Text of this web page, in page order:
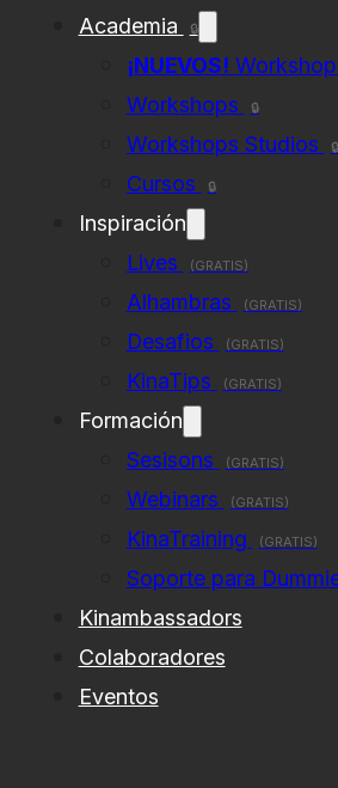
Academia
🔒
¡NUEVOS!
Workshops 🔒
Workshops Studios 🔒
Cursos 🔒
Inspiración
Lives
(GRATIS)
Alhambras (GRATIS)
Desafios (GRATIS)
KinaTips (GRATIS)
Formación
Sesisons
(GRATIS)
Webinars (GRATIS)
KinaTraining (GRATIS)
Soporte para
Kinambassadors
Colaboradores
Eventos